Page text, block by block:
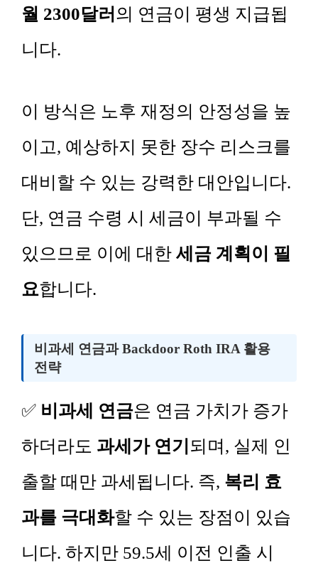
월 2300달러 의 연금이 평생 지급됩
니다.
이 방식은 노후 재정의 안정성을 높
이고, 예상하지 못한 장수 리스크를
대비할 수 있는 강력한 대안입니다.
단, 연금 수령 시 세금이 부과될 수
있으므로 이에 대한 세금 계획이 필
요합니다.
비과세 연금과 Backdoor Roth IRA 활용
전략
✅ 비과세 연금은 연금 가치가 증가
하더라도 과세가 연기 되며, 실제 인
출할 때만 과세됩니다. 즉, 복리 효
과를 극대화할 수 있는 장점이 있습
니다. 하지만 59.5세 이전 인출 시